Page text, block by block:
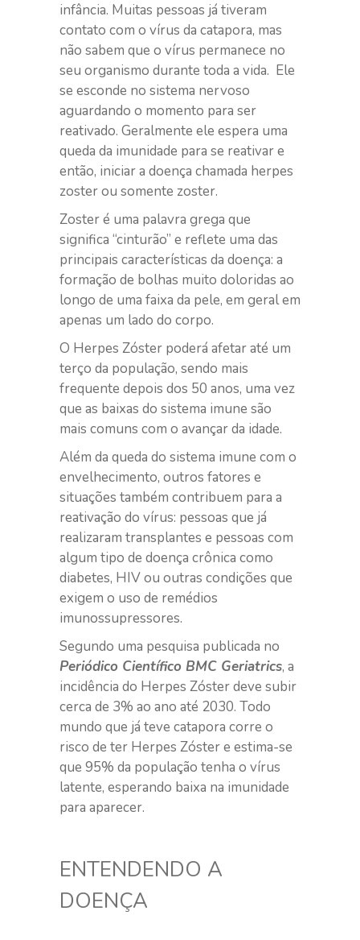
infância. Muitas pessoas já tiveram
contato com o vírus da catapora, mas
não sabem que o vírus permanece no
seu organismo durante toda a vida. Ele
se esconde no sistema nervoso
aguardando o momento para ser
reativado. Geralmente ele espera uma
queda da imunidade para se reativar e
então, iniciar a doença chamada herpes
zoster ou somente zoster.
Zoster é uma palavra grega que
significa “cinturão” e reflete uma das
principais características da doença: a
formação de bolhas muito doloridas ao
longo de uma faixa da pele, em geral em
apenas um lado do corpo.
O Herpes Zóster poderá afetar até um
terço da população, sendo mais
frequente depois dos 50 anos, uma vez
que as baixas do sistema imune são
mais comuns com o avançar da idade.
Além da queda do sistema imune com o
envelhecimento, outros fatores e
situações também contribuem para a
reativação do vírus: pessoas que já
realizaram transplantes e pessoas com
algum tipo de doença crônica como
diabetes, HIV ou outras condições que
exigem o uso de remédios
imunossupressores.
Segundo uma pesquisa publicada no
Periódico Científico BMC Geriatrics, a
incidência do Herpes Zóster deve subir
cerca de 3% ao ano até 2030. Todo
mundo que já teve catapora corre o
risco de ter Herpes Zóster e estima-se
que 95% da população tenha o vírus
latente, esperando baixa na imunidade
para aparecer.
ENTENDENDO A
DOENÇA